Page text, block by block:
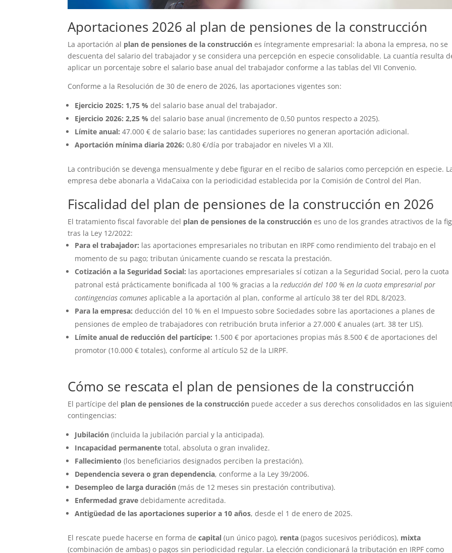
Aportaciones 2026 al plan de pensiones de la construcción
La aportación al plan de pensiones de la construcción es íntegramente empresarial: la abona la empresa, no se
descuenta del salario del trabajador y se considera una percepción en especie consolidable. La cuantía resulta
aplicar un porcentaje sobre el salario base anual del trabajador conforme a las tablas del VII Convenio.
Conforme a la Resolución de 30 de enero de 2026, las aportaciones vigentes son:
Ejercicio 2025: 1,75 % del salario base anual del trabajador.
Ejercicio 2026: 2,25 % del salario base anual (incremento de 0,50 puntos respecto a 2025).
Límite anual: 47.000 € de salario base; las cantidades superiores no generan aportación adicional.
Aportación mínima diaria 2026: 0,80 €/día por trabajador en niveles VI a XII.
La contribución se devenga mensualmente y debe figurar en el recibo de salarios como percepción en especie.
empresa debe abonarla a VidaCaixa con la periodicidad establecida por la Comisión de Control del Plan.
Fiscalidad del plan de pensiones de la construcción en 2026
El tratamiento fiscal favorable del plan de pensiones de la construcción es uno de los grandes atractivos de la
tras la Ley 12/2022:
Para el trabajador: las aportaciones empresariales no tributan en IRPF como rendimiento del trabajo en el
momento de su pago; tributan únicamente cuando se rescata la prestación.
Cotización a la Seguridad Social: las aportaciones empresariales sí cotizan a la Seguridad Social, pero la cuota
patronal está prácticamente bonificada al 100 % gracias a lareducción del 100 % en la cuota empresarial por
contingencias comunes aplicable a la aportación al plan, conforme al artículo 38 ter del RDL 8/2023.
Para la empresa: deducción del 10 % en el Impuesto sobre Sociedades sobre las aportaciones a planes de
pensiones de empleo de trabajadores con retribución bruta inferior a 27.000 € anuales (art. 38 ter LIS).
Límite anual de reducción del partícipe: 1.500 € por aportaciones propias más 8.500 € de aportaciones del
promotor (10.000 € totales), conforme al artículo 52 de la LIRPF.
Cómo se rescata el plan de pensiones de la construcción
El partícipe del plan de pensiones de la construcción puede acceder a sus derechos consolidados en las
contingencias:
Jubilación (incluida la jubilación parcial y la anticipada).
Incapacidad permanente total, absoluta o gran invalidez.
Fallecimiento (los beneficiarios designados perciben la prestación).
Dependencia severa o gran dependencia, conforme a la Ley 39/2006.
Desempleo de larga duración (más de 12 meses sin prestación contributiva).
Enfermedad grave debidamente acreditada.
Antigüedad de las aportaciones superior a 10 años, desde el 1 de enero de 2025.
El rescate puede hacerse en forma decapital (un único pago), renta (pagos sucesivos periódicos), mixta
(combinación de ambas) o pagos sin periodicidad regular. La elección condicionará la tributación en IRPF como